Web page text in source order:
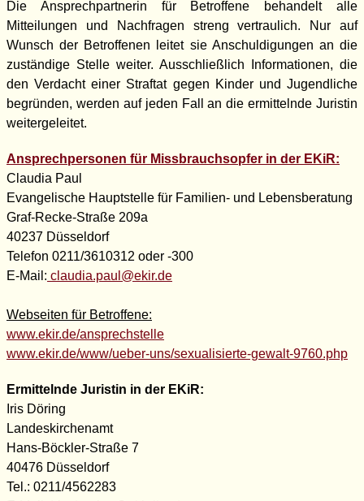
Die Ansprechpartnerin für Betroffene behandelt alle
Mitteilungen und Nachfragen streng vertraulich. Nur auf
Wunsch der Betroffenen leitet sie Anschuldigungen an die
zuständige Stelle weiter. Ausschließlich Informationen, die
den Verdacht einer Straftat gegen Kinder und Jugendliche
begründen, werden auf jeden Fall an die ermittelnde Juristin
weitergeleitet.
Ansprechpersonen für Missbrauchsopfer in der EKiR:
Claudia Paul
Evangelische Hauptstelle für Familien- und Lebensberatung
Graf-Recke-Straße 209a
40237 Düsseldorf
Telefon 0211/3610312 oder -300
E-Mail: claudia.paul@ekir.de
Webseiten für Betroffene:
www.ekir.de/ansprechstelle
www.ekir.de/www/ueber-uns/sexualisierte-gewalt-9760.php
Ermittelnde Juristin in der EKiR:
Iris Döring
Landeskirchenamt
Hans-Böckler-Straße 7
40476 Düsseldorf
Tel.: 0211/4562283